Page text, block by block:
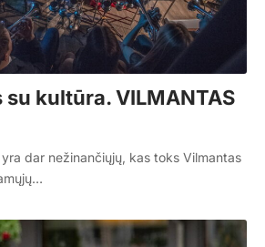
su kultūra. VILMANTAS
dar nežinančiųjų, kas toks Vilmantas